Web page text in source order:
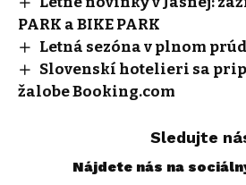
PARK a BIKE PARK
Letná sezóna v plnom
Slovenskí hotelieri sa
žalobe Booking.com
Sledujte
Nájdete nás na